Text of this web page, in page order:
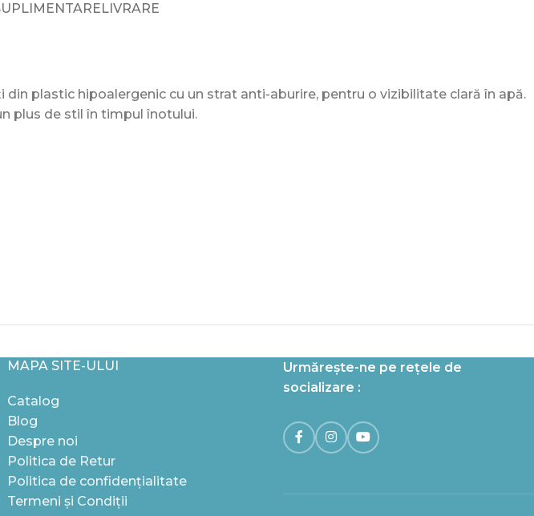
LIVRARE
plastic hipoalergenic cu un strat anti-aburire, pentru o vizibilitate clară în apă.
plus de stil în timpul înotului.
MAPA SITE-ULUI
Catalog
Blog
Despre noi
Politica de Retur
Politica de confidențialitate
Termeni și Condiții
Urmărește-ne pe rețele de
socializare :